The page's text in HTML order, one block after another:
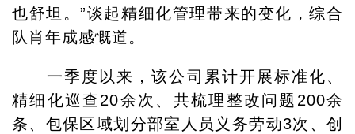
也舒坦。”谈起精细化管理带来的变化，综合
队肖年成感慨道。
一季度以来，该公司累计开展标准化、
精细化巡查20余次、共梳理整改问题200余
条、包保区域划分部室人员义务劳动3次、创